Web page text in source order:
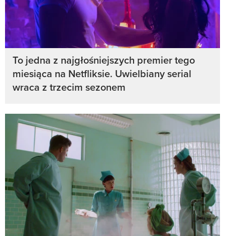
To jedna z najgłośniejszych premier tego
miesiąca na Netfliksie. Uwielbiany serial
wraca z trzecim sezonem